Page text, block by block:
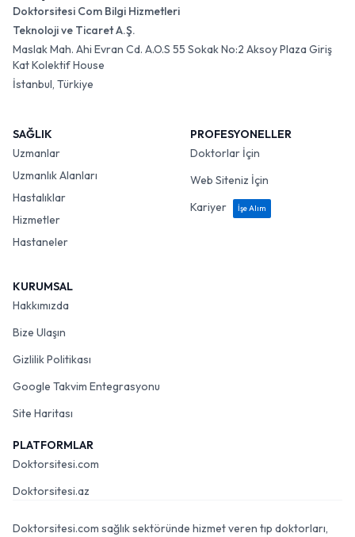
Doktorsitesi Com Bilgi Hizmetleri
Teknoloji ve Ticaret A.Ş.
Maslak Mah. Ahi Evran Cd. A.O.S 55 Sokak No:2 Aksoy Plaza Giriş
Kat Kolektif House
İstanbul, Türkiye
SAĞLIK
Uzmanlar
Uzmanlık Alanları
Hastalıklar
Hizmetler
Hastaneler
PROFESYONELLER
Doktorlar İçin
Web Siteniz İçin
Kariyer
İşe Alım
KURUMSAL
Hakkımızda
Bize Ulaşın
Gizlilik Politikası
Google Takvim Entegrasyonu
Site Haritası
PLATFORMLAR
Doktorsitesi.com
Doktorsitesi.az
Doktorsitesi.com sağlık sektöründe hizmet veren tıp doktorları,